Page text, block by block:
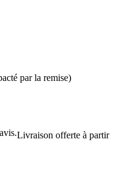
par la remise)
Livraison offerte à partir